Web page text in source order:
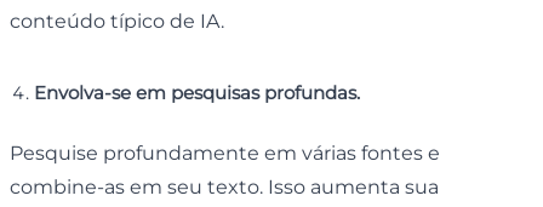
conteúdo típico de IA.
Envolva-se em pesquisas profundas.
Pesquise profundamente em várias fontes e
combine-as em seu texto. Isso aumenta sua